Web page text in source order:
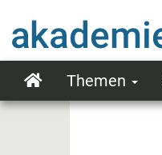
zum
Inhalt
Main
Themen